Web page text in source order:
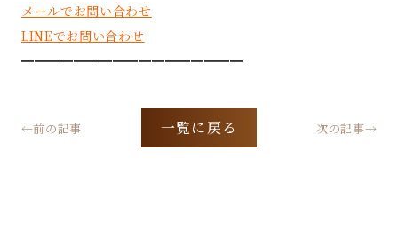
メールでお問い合わせ
LINEでお問い合わせ
━━━━━━━━━━━━━━━━━
一覧に戻る
←前の記事 次の記事→